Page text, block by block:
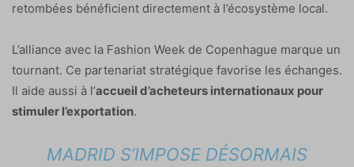
retombées bénéficient directement à l’écosystème local.
L’alliance avec la Fashion Week de Copenhague marque un
tournant. Ce partenariat stratégique favorise les échanges.
Il aide aussi à l’accueil d’acheteurs internationaux pour
stimuler l’exportation.
MADRID S’IMPOSE DÉSORMAIS